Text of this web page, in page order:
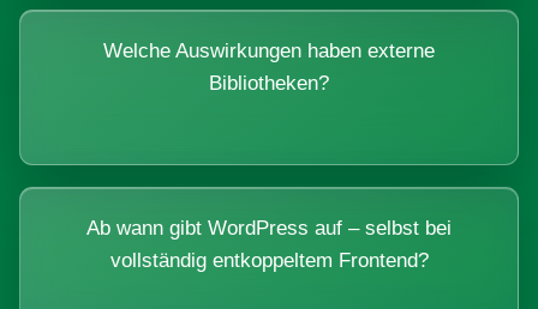
Welche Auswirkungen haben externe
Bibliotheken?
Ab wann gibt WordPress auf – selbst bei
vollständig entkoppeltem Frontend?